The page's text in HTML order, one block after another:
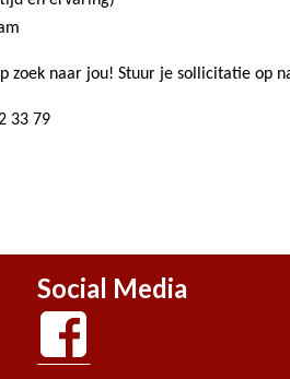
zoek naar jou! Stuur je sollicitatie op
33 79
Social Media